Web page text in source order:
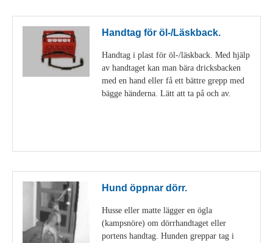
Handtag för öl-/Läskback.
Handtag i plast för öl-/läskback. Med hjälp
av handtaget kan man bära dricksbacken
med en hand eller få ett bättre grepp med
bägge händerna. Lätt att ta på och av.
Hund öppnar dörr.
Husse eller matte lägger en ögla
(kampsnöre) om dörrhandtaget eller
portens handtag. Hunden greppar tag i